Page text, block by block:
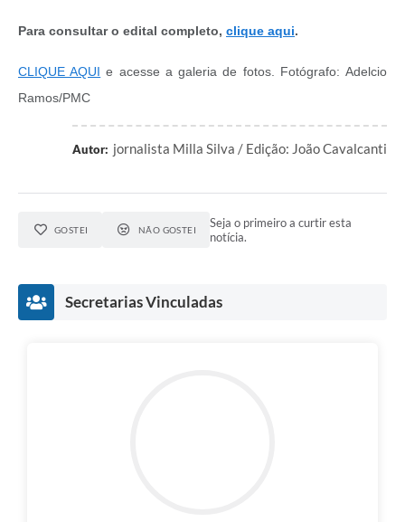
Para consultar o edital completo, clique aqui.
CLIQUE AQUI e acesse a galeria de fotos. Fotógrafo: Adelcio
Ramos/PMC
Autor: jornalista Milla Silva / Edição: João Cavalcanti
GOSTEI NÃO GOSTEI
Seja o primeiro a curtir esta
notícia.
Secretarias Vinculadas